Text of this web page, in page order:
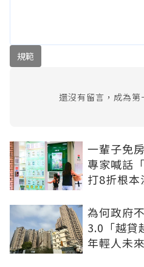
規範
還沒有留言，成為第
一輩子免
專家喊話
打8折根本
為何政府
3.0「越貸
年輕人未來